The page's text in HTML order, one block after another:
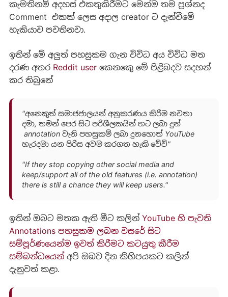
කැමතිනම් අදහස් එකතුකිරීමට මෙන්ම තම ප්‍රශ්නද
Comment එකක් ලෙස අදාල creator ට දැන්වීමේ
හැකියාව පවතිනවා.
ඉතින් මේ අලුත් පහසුකම ගැන විවිධ අය විවිධ මත
දරණ අතර Reddit user කෙනකෙු මේ පිළිබදව සදහන්
කර තිබුනේ
"අනෙකුත් සමාජජාලයන් අනුකරණය කිරීම නවතා
දමා, තමන් පෙර සිට පරිශීලකයින් හට ‍ලබා දුන්
annotation වැනි පහසුකම් ලබා දුනහොත් YouTube
හැරදමා යන පිරිස අවම කරගත හැකි වේවි"
"If they stop copying other social media and
keep/support all of the old features (i.e. annotation)
there is still a chance they will keep users."
ඉතින් ඔබට මතක ඇති මීට කලින් YouTube හි පැවති
Annotations පහසුකම ලබන වසරේ සිට
සම්පූර්ණයෙන්ම ඉවත් කිරීමට කටයුතු කීරීම
සම්බන්ධයෙන්අපි ඔබව දින කිහිපයකට කලින්
දැනුවත් කළා.